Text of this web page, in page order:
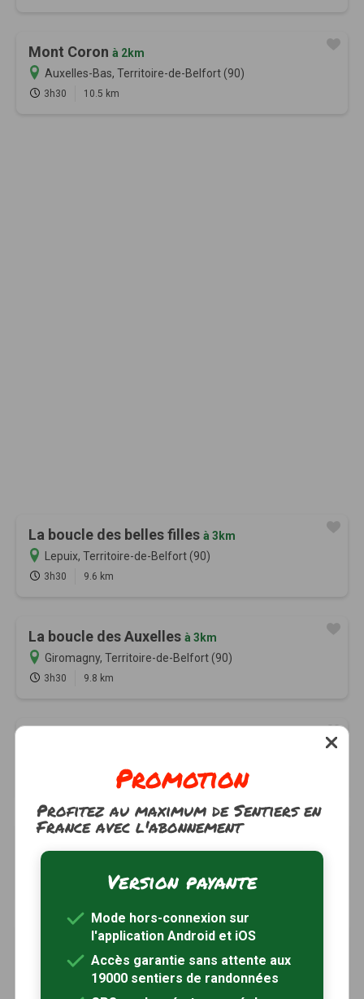
Mont Coron à 2km
Auxelles-Bas, Territoire-de-Belfort (90)
3h30 10.5 km
La boucle des belles filles à 3km
Lepuix, Territoire-de-Belfort (90)
3h30 9.6 km
La boucle des Auxelles à 3km
Giromagny, Territoire-de-Belfort (90)
3h30 9.8 km
Tracé GPS
5.6 km
La haute vallée de la Savoureuseà 6km
Lepuix, Territoire-de-Belfort (90)
15 km
Promotion
Profitez au maximum de Sentiers en
France avec l'abonnement
Version payante
Mode hors-connexion sur
l'application Android et iOS
Accès garantie sans attente aux
19000 sentiers de randonnées